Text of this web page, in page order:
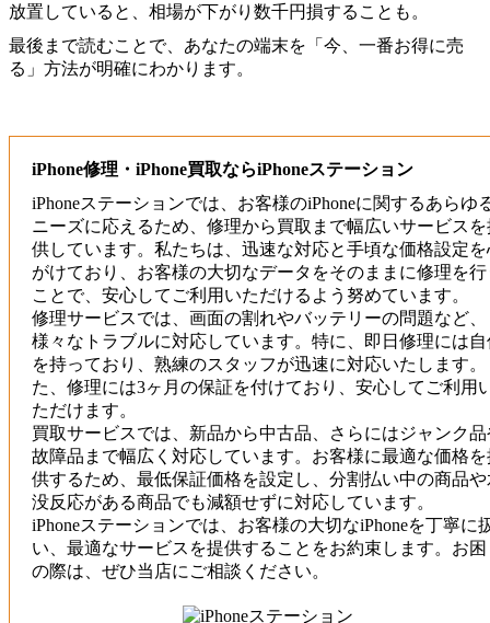
放置していると、相場が下がり数千円損することも。
最後まで読むことで、あなたの端末を「今、一番お得に売
る」方法が明確にわかります。
iPhone修理・iPhone買取ならiPhoneステーション
iPhoneステーションでは、お客様のiPhoneに関するあらゆ
ニーズに応えるため、修理から買取まで幅広いサービスを
供しています。私たちは、迅速な対応と手頃な価格設定を
がけており、お客様の大切なデータをそのままに修理を行
ことで、安心してご利用いただけるよう努めています。
修理サービスでは、画面の割れやバッテリーの問題など、
様々なトラブルに対応しています。特に、即日修理には自
を持っており、熟練のスタッフが迅速に対応いたします。
た、修理には3ヶ月の保証を付けており、安心してご利用
ただけます。
買取サービスでは、新品から中古品、さらにはジャンク品
故障品まで幅広く対応しています。お客様に最適な価格を
供するため、最低保証価格を設定し、分割払い中の商品や
没反応がある商品でも減額せずに対応しています。
iPhoneステーションでは、お客様の大切なiPhoneを丁寧に
い、最適なサービスを提供することをお約束します。お困
の際は、ぜひ当店にご相談ください。